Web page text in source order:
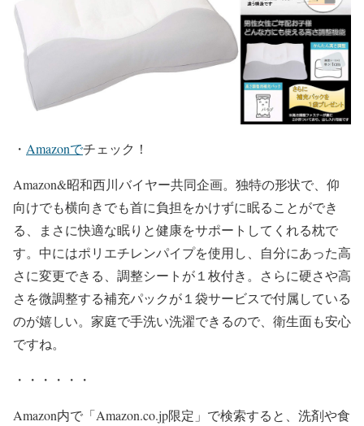
・ Amazonでチェック！
Amazon&昭和西川バイヤー共同企画。独特の形状で、仰
向けでも横向きでも首に負担をかけずに眠ることができ
る、まさに快適な眠りと健康をサポートしてくれる枕で
す。中にはポリエチレンパイプを使用し、自分にあった高
さに変更できる、調整シートが１枚付き。さらに硬さや高
さを微調整する補充パックが１袋サービスで付属している
のが嬉しい。家庭で手洗い洗濯できるので、衛生面も安心
ですね。
・・・・・・
Amazon内で「Amazon.co.jp限定」で検索すると、洗剤や食